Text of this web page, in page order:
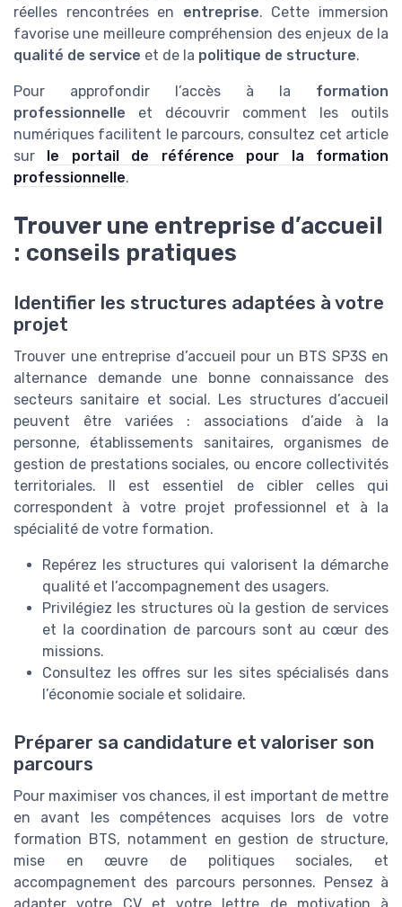
réelles rencontrées en entreprise. Cette immersion
favorise une meilleure compréhension des enjeux de la
qualité de service et de la politique de structure.
Pour approfondir l’accès à la formation
professionnelle et découvrir comment les outils
numériques facilitent le parcours, consultez cet article
sur le portail de référence pour la formation
professionnelle.
Trouver une entreprise d’accueil
: conseils pratiques
Identifier les structures adaptées à votre
projet
Trouver une entreprise d’accueil pour un BTS SP3S en
alternance demande une bonne connaissance des
secteurs sanitaire et social. Les structures d’accueil
peuvent être variées : associations d’aide à la
personne, établissements sanitaires, organismes de
gestion de prestations sociales, ou encore collectivités
territoriales. Il est essentiel de cibler celles qui
correspondent à votre projet professionnel et à la
spécialité de votre formation.
Repérez les structures qui valorisent la démarche
qualité et l’accompagnement des usagers.
Privilégiez les structures où la gestion de services
et la coordination de parcours sont au cœur des
missions.
Consultez les offres sur les sites spécialisés dans
l’économie sociale et solidaire.
Préparer sa candidature et valoriser son
parcours
Pour maximiser vos chances, il est important de mettre
en avant les compétences acquises lors de votre
formation BTS, notamment en gestion de structure,
mise en œuvre de politiques sociales, et
accompagnement des parcours personnes. Pensez à